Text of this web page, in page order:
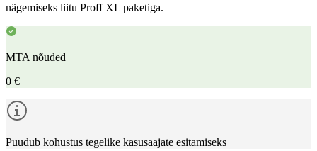
nägemiseks liitu Proff XL paketiga.
MTA nõuded
0 €
Puudub kohustus tegelike kasusaajate esitamiseks